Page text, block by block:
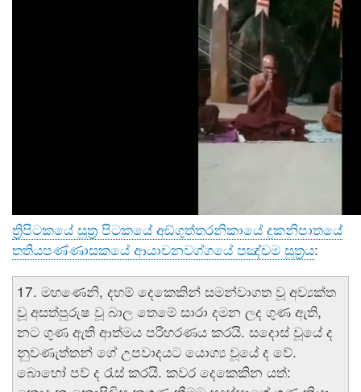
ත්‍රිපිටකයේ සූත්‍ර පිටකයේ අඞ්‌ගුත්‌තරනිකායේ දුකනිපාතයේ
තතියපණ්ණාසකයේ ආයාචනවග්ගයේ පඤ්චම සූත්‍රය:
17. මහණෙනි, දහම් දෙකෙකින් සමන්‍වාගත වූ අව්‍යක්ත
වූ අසත්පුරුෂ වූ බාල තෙමේ සාරා දමන ලද ගුණ ඇති,
නට ගුණ ඇති ආත්මය පරිහරණය කරයි. සදොස් වූයේ ද
නුවණැත්තන් ගේ උපවාදයට යොග්‍ය වූයේ ද වේ.
බොහෝ පව් ද රැස් කරයි. කවර දෙකෙකින යත්: